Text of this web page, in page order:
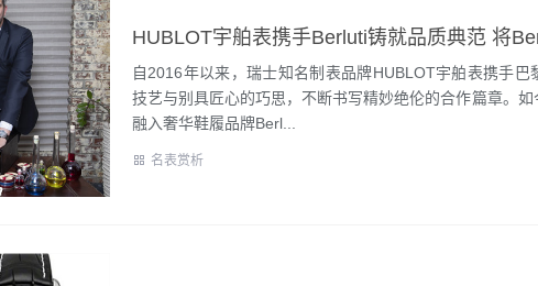
自2016年以来，瑞士知名制表品牌HUBLOT宇舶表携手
技艺与别具匠心的巧思，不断书写精妙绝伦的合作篇章。如
融入奢华鞋履品牌Berl...
名表赏析